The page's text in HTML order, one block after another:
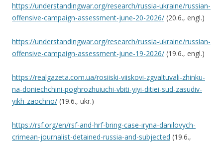
https://understandingwar.org/research/russia-ukraine/russian-
offensive-campaign-assessment-june-20-2026/ (20.6., engl.)
https://understandingwar.org/research/russia-ukraine/russian-
offensive-campaign-assessment-june-19-2026/ (19.6., engl.)
https://realgazeta.com.ua/rosiiski-viiskovi-zgvaltuvali-zhinku-
na-doniechchini-poghrozhuiuchi-vbiti-yiyi-ditiei-sud-zasudiv-
yikh-zaochno/ (19.6., ukr.)
https://rsf.org/en/rsf-and-hrf-bring-case-iryna-danilovych-
crimean-journalist-detained-russia-and-subjected (19.6.,